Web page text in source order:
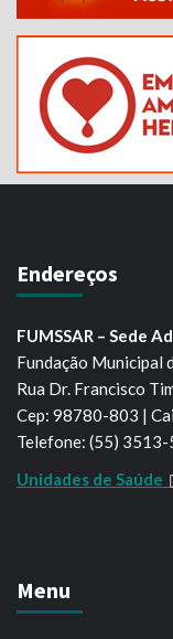
Endereços
FUMSSAR – Sede
Fundação Municipal
Rua Dr. Francisco
Cep: 98780-803 |
Telefone: (55)
Unidades de Saúde
Menu